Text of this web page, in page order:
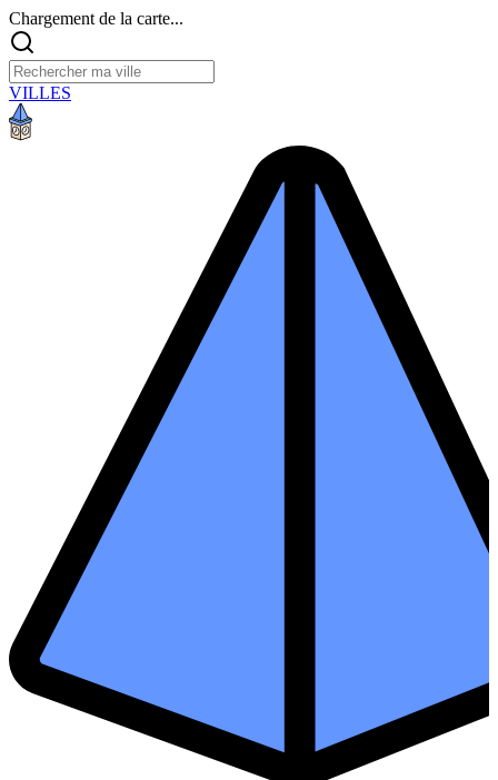
Chargement de la carte...
VILLES